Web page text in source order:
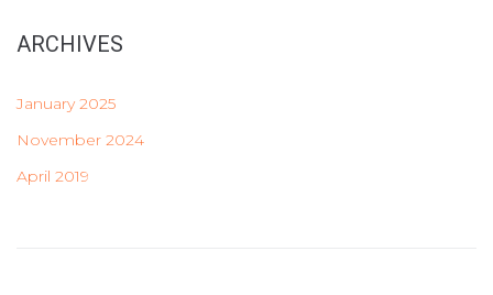
ARCHIVES
January 2025
November 2024
April 2019